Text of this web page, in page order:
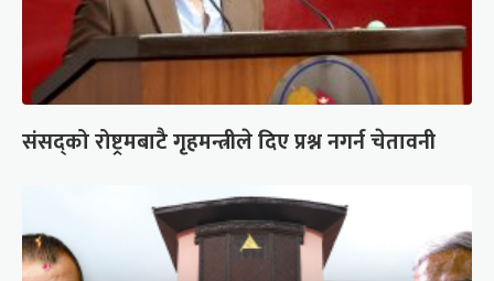
संसद्को रोष्ट्रमबाटै गृहमन्त्रीले दिए प्रश्न नगर्न चेतावनी